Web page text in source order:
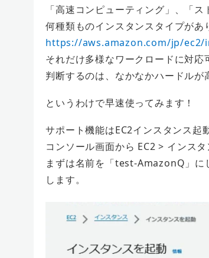
「高速コンピューティング」、「
何種類ものインスタンスタイプがあ
https://aws.amazon.com/jp/ec2/
それだけ多様なワークロードに対
判断するのは、なかなかハードルが
というわけで早速使ってみます！
サポート機能はEC2インスタンス起
コンソール画面から EC2 > インス
まずは名前を「test-AmazonQ」
します。